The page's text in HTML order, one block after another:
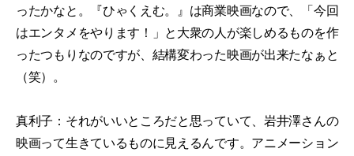
ったかなと。『ひゃくえむ。』は商業映画なので、「今回
はエンタメをやります！」と大衆の人が楽しめるものを作
ったつもりなのですが、結構変わった映画が出来たなぁと
（笑）。
真利子：それがいいところだと思っていて、岩井澤さんの
映画って生きているものに見えるんです。アニメーション